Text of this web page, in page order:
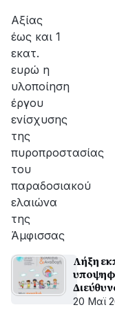
Aξίας
έως και 1
εκατ.
ευρώ η
υλοποίηση
έργου
ενίσχυσης
της
πυροπροστασίας
του
παραδοσιακού
ελαιώνα
της
Άμφισσας
Λήξη
20 Μαϊ